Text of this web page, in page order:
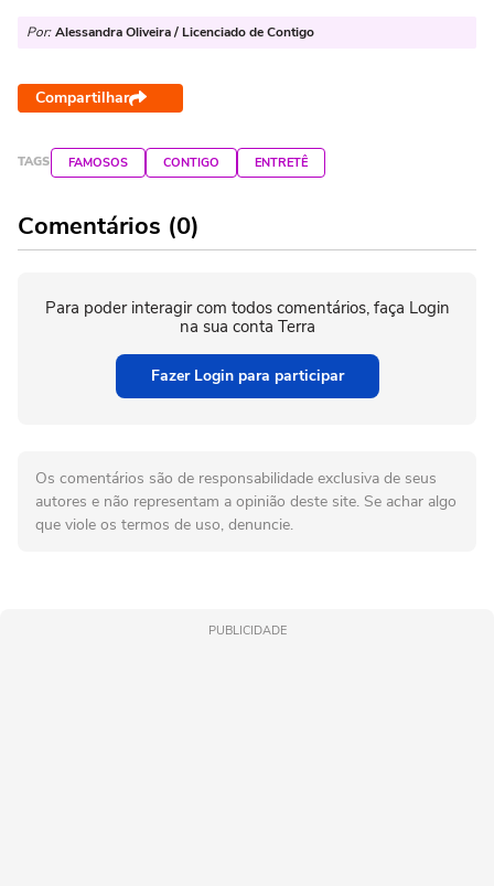
Por: Alessandra Oliveira / Licenciado de Contigo
Compartilhar
TAGS FAMOSOS CONTIGO ENTRETÊ
Comentários (0)
Para poder interagir com todos comentários, faça Login
na sua conta Terra
Fazer Login para participar
Os comentários são de responsabilidade exclusiva de seus
autores e não representam a opinião deste site. Se achar algo
que viole os termos de uso, denuncie.
PUBLICIDADE